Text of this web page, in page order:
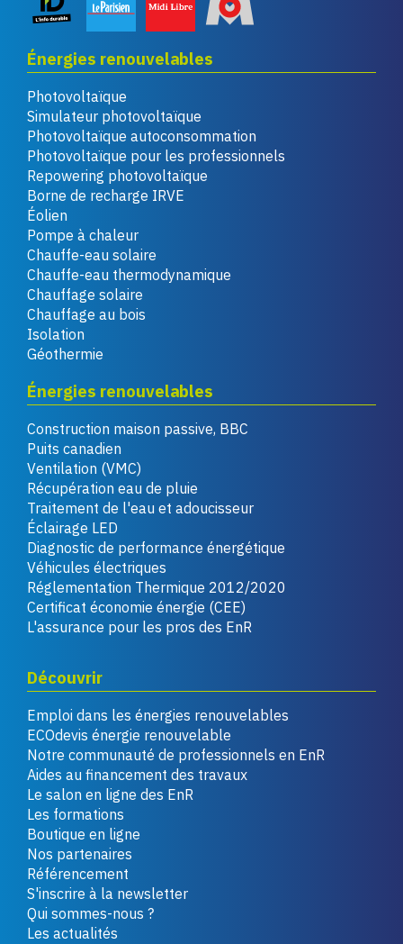
Énergies renouvelables
Photovoltaïque
Simulateur photovoltaïque
Photovoltaïque autoconsommation
Photovoltaïque pour les professionnels
Repowering photovoltaïque
Borne de recharge IRVE
Éolien
Pompe à chaleur
Chauffe-eau solaire
Chauffe-eau thermodynamique
Chauffage solaire
Chauffage au bois
Isolation
Géothermie
Énergies renouvelables
Construction maison passive, BBC
Puits canadien
Ventilation (VMC)
Récupération eau de pluie
Traitement de l'eau et adoucisseur
Éclairage LED
Diagnostic de performance énergétique
Véhicules électriques
Réglementation Thermique 2012/2020
Certificat économie énergie (CEE)
L'assurance pour les pros des EnR
Découvrir
Emploi dans les énergies renouvelables
ECOdevis énergie renouvelable
Notre communauté de professionnels en EnR
Aides au financement des travaux
Le salon en ligne des EnR
Les formations
Boutique en ligne
Nos partenaires
Référencement
S'inscrire à la newsletter
Qui sommes-nous ?
Les actualités